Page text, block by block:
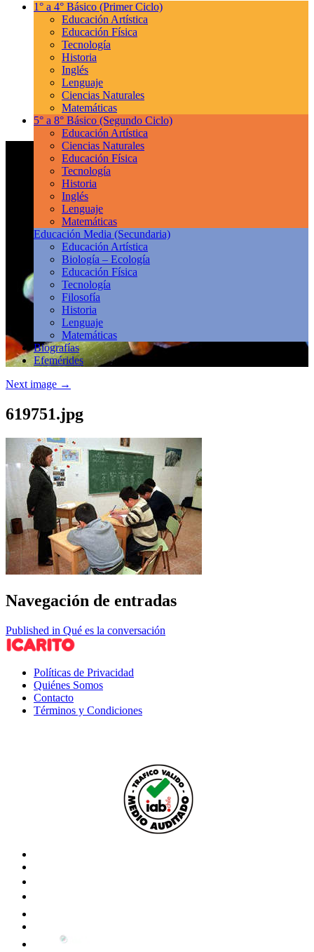
1° a 4° Básico (Primer Ciclo)
Educación Artística
Educación Física
Tecnología
Historia
Inglés
Lenguaje
Ciencias Naturales
Matemáticas
5° a 8° Básico (Segundo Ciclo)
Educación Artística
Ciencias Naturales
Educación Física
Tecnología
Historia
Inglés
Lenguaje
Matemáticas
Educación Media (Secundaria)
Educación Artística
Biología – Ecología
Educación Física
Tecnología
Filosofía
Historia
Lenguaje
Matemáticas
Biografías
Efemérides
Next image →
619751.jpg
Navegación de entradas
Published in Qué es la conversación
Políticas de Privacidad
Quiénes Somos
Contacto
Términos y Condiciones